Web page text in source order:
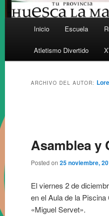
Inicio Escuela
Atletismo Divertido
ARCHIVO DEL AUTOR:
Asamblea y
Posted on25 noviembre,
El viernes 2 de
en el Aula de la
«Miguel Servet».